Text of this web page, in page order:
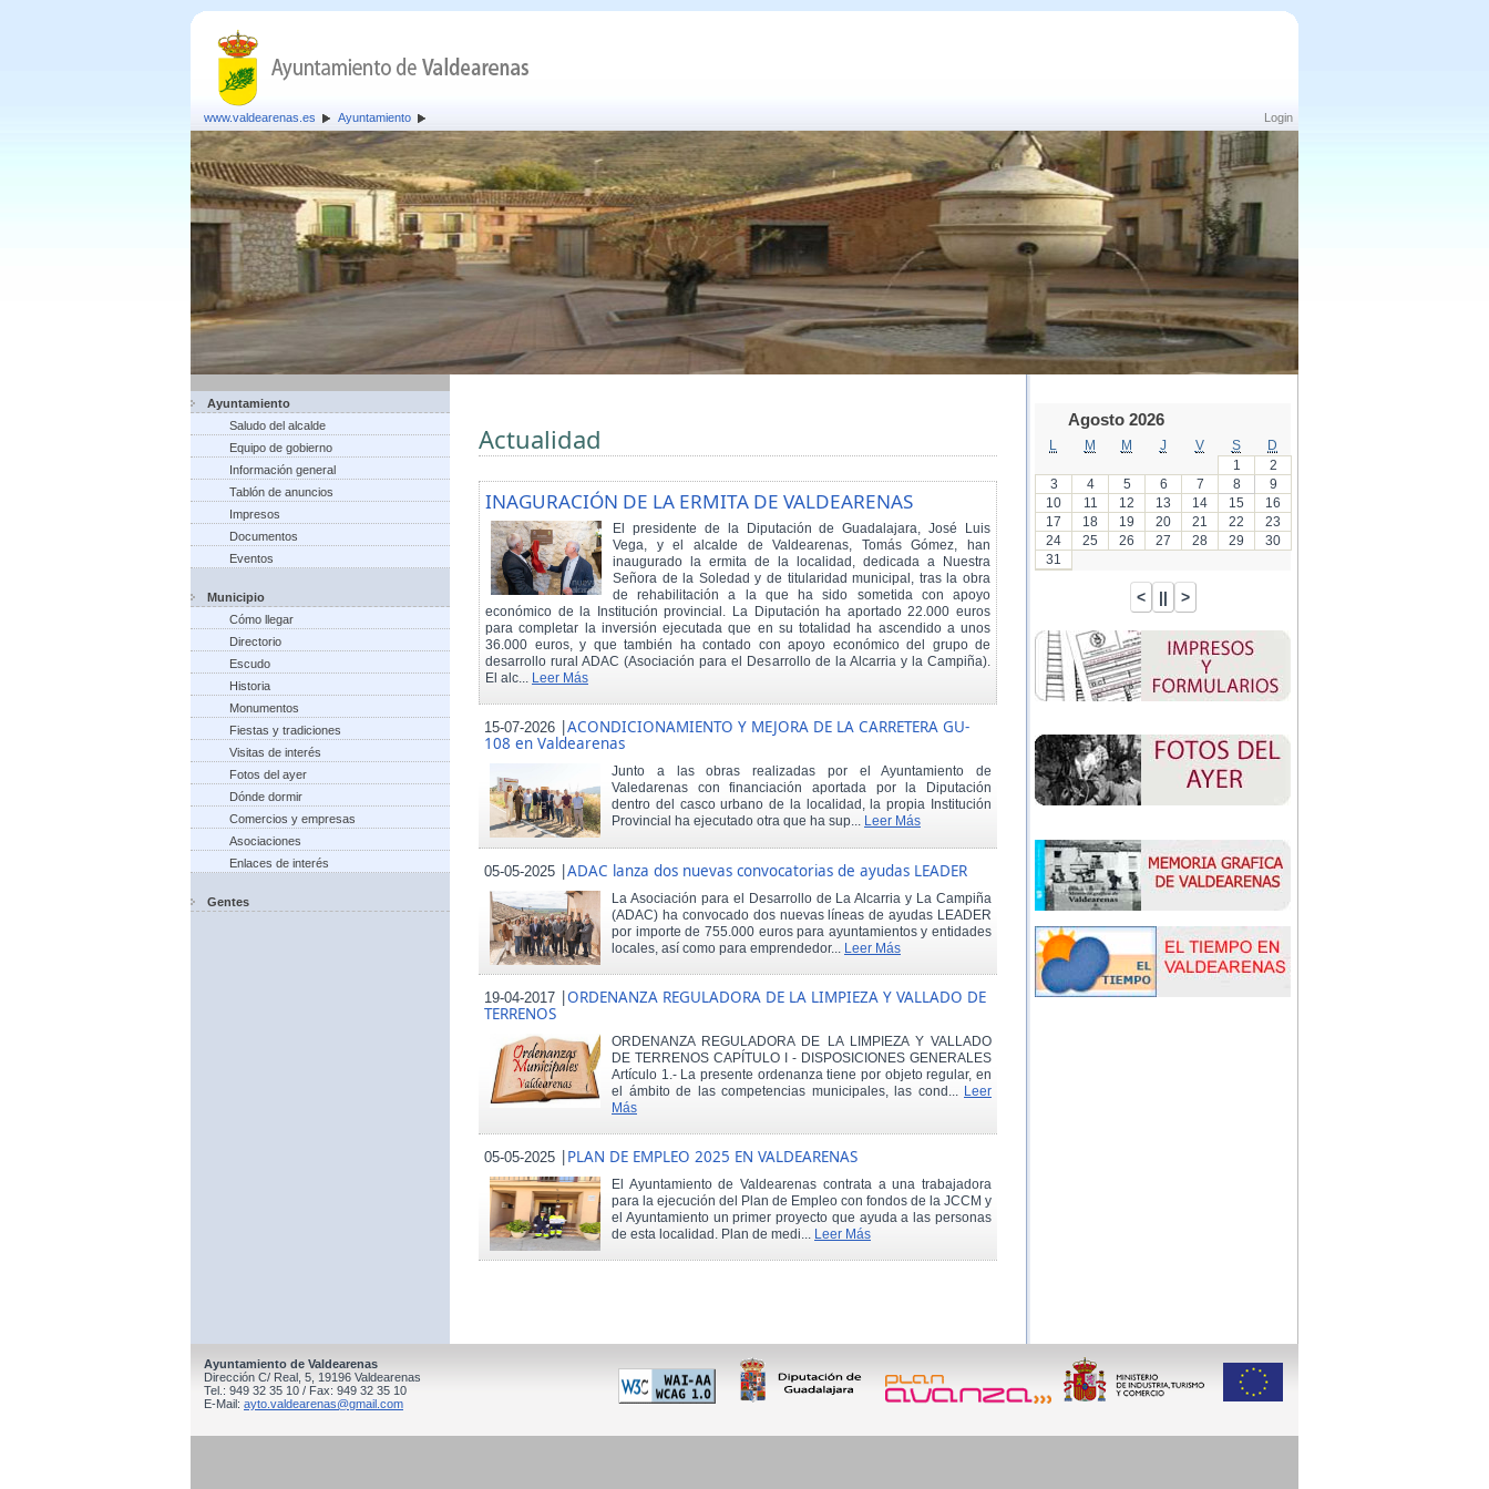
Login
www.valdearenas.es Ayuntamiento
Ayuntamiento
Saludo del alcalde
Equipo de gobierno
Información general
Tablón de anuncios
Impresos
Documentos
Eventos
Municipio
Cómo llegar
Directorio
Escudo
Historia
Monumentos
Fiestas y tradiciones
Visitas de interés
Fotos del ayer
Dónde dormir
Comercios y empresas
Asociaciones
Enlaces de interés
Gentes
Actualidad
INAGURACIÓN DE LA ERMITA DE VALDEARENAS
El presidente de la Diputación de Guadalajara, José Luis
Vega, y el alcalde de Valdearenas, Tomás Gómez, han
inaugurado la ermita de la localidad, dedicada a Nuestra
Señora de la Soledad y de titularidad municipal, tras la obra
de rehabilitación a la que ha sido sometida con apoyo
económico de la Institución provincial. La Diputación ha aportado 22.000 euros
para completar la inversión ejecutada que en su totalidad ha ascendido a unos
36.000 euros, y que también ha contado con apoyo económico del grupo de
desarrollo rural ADAC (Asociación para el Desarrollo de la Alcarria y la Campiña).
El alc... Leer Más
15-07-2026 |ACONDICIONAMIENTO Y MEJORA DE LA CARRETERA GU-
108 en Valdearenas
Junto a las obras realizadas por el Ayuntamiento de
Valedarenas con financiación aportada por la Diputación
dentro del casco urbano de la localidad, la propia Institución
Provincial ha ejecutado otra que ha sup... Leer Más
05-05-2025 |ADAC lanza dos nuevas convocatorias de ayudas LEADER
La Asociación para el Desarrollo de La Alcarria y La Campiña
(ADAC) ha convocado dos nuevas líneas de ayudas LEADER
por importe de 755.000 euros para ayuntamientos y entidades
locales, así como para emprendedor... Leer Más
19-04-2017 |ORDENANZA REGULADORA DE LA LIMPIEZA Y VALLADO DE
TERRENOS
ORDENANZA REGULADORA DE LA LIMPIEZA Y VALLADO
DE TERRENOS CAPÍTULO I - DISPOSICIONES GENERALES
Artículo 1.- La presente ordenanza tiene por objeto regular, en
el ámbito de las competencias municipales, las cond... Leer
Más
05-05-2025 |PLAN DE EMPLEO 2025 EN VALDEARENAS
El Ayuntamiento de Valdearenas contrata a una trabajadora
para la ejecución del Plan de Empleo con fondos de la JCCM y
el Ayuntamiento un primer proyecto que ayuda a las personas
de esta localidad. Plan de medi... Leer Más
Agosto 2026
M M J V S
D
1
2
3
4 5 6 7 8
9
10
11 12 13 14 15
16
17
18 19 20 21 22
23
24
25 26 27 28 29
30
31
Ayuntamiento de Valdearenas
Dirección C/ Real, 5, 19196 Valdearenas
Tel.: 949 32 35 10 / Fax: 949 32 35 10
E-Mail: ayto.valdearenas@gmail.com